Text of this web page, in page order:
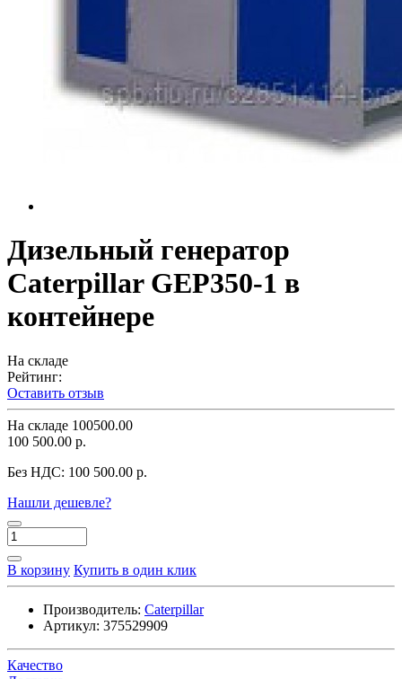
Дизельный генератор
Caterpillar GEP350-1 в
контейнере
На складе
Рейтинг:
Оставить отзыв
На складе 100500.00
100 500.00 р.
Без НДС: 100 500.00 р.
Нашли дешевле?
В корзину Купить в один клик
Производитель: Caterpillar
Артикул: 375529909
Качество